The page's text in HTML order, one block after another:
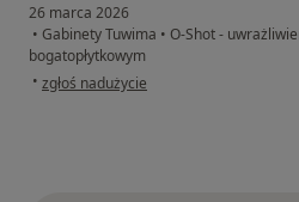
26 marca 2026
• Gabinety Tuwima • O-Shot -
bogatopłytkowym
• w opinii użytkownika RN
zgłoś nadużycie